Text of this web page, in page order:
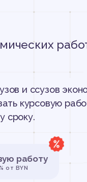
и ссузов
курсовую
сроку.
работу
от BYN